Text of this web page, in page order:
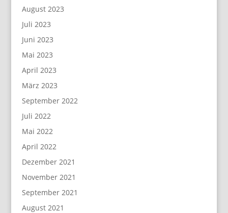
August 2023
Juli 2023
Juni 2023
Mai 2023
April 2023
März 2023
September 2022
Juli 2022
Mai 2022
April 2022
Dezember 2021
November 2021
September 2021
August 2021